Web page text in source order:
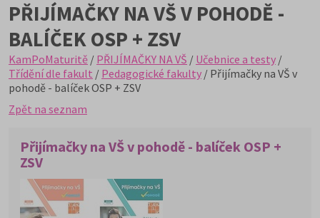
PŘIJÍMAČKY NA VŠ V POHODĚ -
BALÍČEK OSP + ZSV
KamPoMaturitě / PŘIJÍMAČKY NA VŠ / Učebnice a testy /
Třídění dle fakult / Pedagogické fakulty / Přijímačky na VŠ v
pohodě - balíček OSP + ZSV
Zpět na seznam
Přijímačky na VŠ v pohodě - balíček OSP +
ZSV